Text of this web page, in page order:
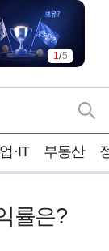
1/5
·IT 부동산
률은?